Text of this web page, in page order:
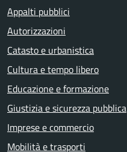
Appalti pubblici
Autorizzazioni
Catasto e urbanistica
Cultura e tempo libero
Educazione e formazione
Giustizia e sicurezza pubblica
Imprese e commercio
Mobilità e trasporti